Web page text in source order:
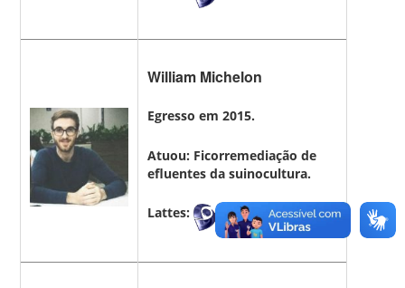
William Michelon
Egresso em 2015.
Atuou: Ficorremediação de
efluentes da suinocultura.
Lattes: